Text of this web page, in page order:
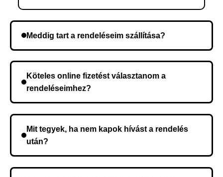
Meddig tart a rendeléseim szállítása?
kerül, és ez az időtartam függ a szállítási címtől.
Köteles online fizetést választanom a
rendeléseimhez?
Mit tegyek, ha nem kapok hívást a rendelés
után?